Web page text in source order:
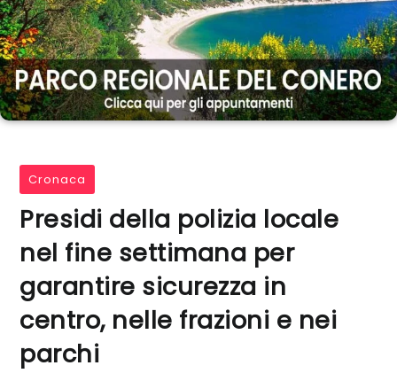
Cronaca
Presidi della polizia locale
nel fine settimana per
garantire sicurezza in
centro, nelle frazioni e nei
parchi